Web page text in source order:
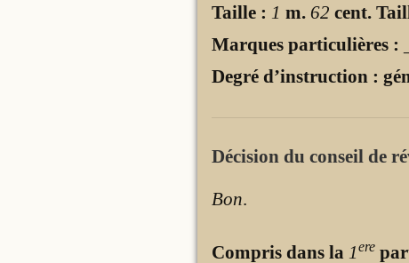
Taille : 1 m. 62 cent.
Marques particulières :
Degré d’instruction :
Décision du conseil de
Bon
Compris dans la 1ere